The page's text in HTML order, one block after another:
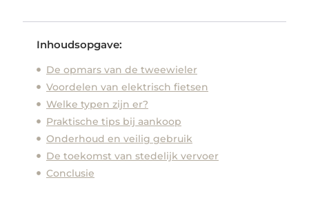
Inhoudsopgave:
De opmars van de tweewieler
Voordelen van elektrisch fietsen
Welke typen zijn er?
Praktische tips bij aankoop
Onderhoud en veilig gebruik
De toekomst van stedelijk vervoer
Conclusie